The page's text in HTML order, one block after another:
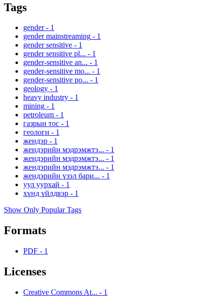
Tags
gender - 1
gender mainstreaming - 1
gender sensitive - 1
gender sensitive pl... - 1
gender-sensitive an... - 1
gender-sensitive mo... - 1
gender-sensitive po... - 1
geology - 1
heavy industry - 1
mining - 1
petroleum - 1
газрын тос - 1
геологи - 1
жендэр - 1
жендэрийн мэдрэмжтэ... - 1
жендэрийн мэдрэмжтэ... - 1
жендэрийн мэдрэмжтэ... - 1
жендэрийн үзэл бари... - 1
уул уурхай - 1
хүнд үйлдвэр - 1
Show Only Popular Tags
Formats
PDF - 1
Licenses
Creative Commons At... - 1